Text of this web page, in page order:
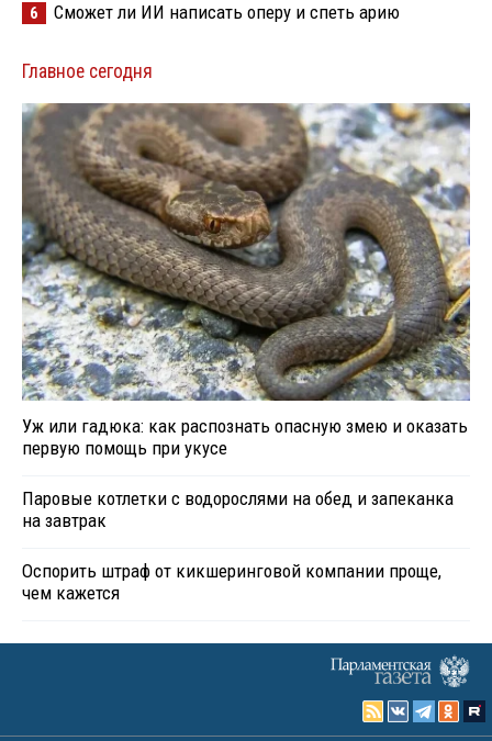
6 Сможет ли ИИ написать оперу и спеть арию
Главное сегодня
Уж или гадюка: как распознать опасную змею и оказать
первую помощь при укусе
Паровые котлетки с водорослями на обед и запеканка
на завтрак
Оспорить штраф от кикшеринговой компании проще,
чем кажется